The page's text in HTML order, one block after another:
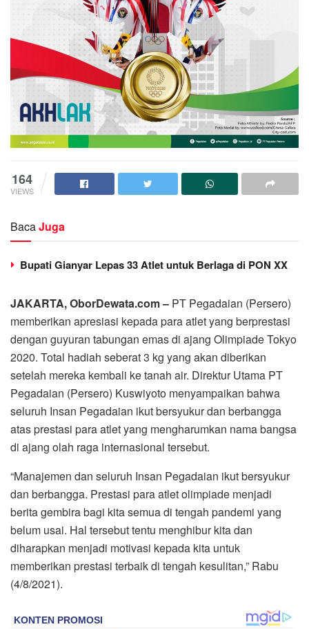
164
VIEWS
BacaJuga
Bupati Gianyar Lepas 33 Atlet untuk Berlaga di PON XX
JAKARTA, OborDewata.com – PT Pegadaian (Persero)
memberikan apresiasi kepada para atlet yang berprestasi
dengan guyuran tabungan emas di ajang Olimpiade Tokyo
2020. Total hadiah seberat 3 kg yang akan diberikan
setelah mereka kembali ke tanah air. Direktur Utama PT
Pegadaian (Persero) Kuswiyoto menyampaikan bahwa
seluruh Insan Pegadaian ikut bersyukur dan berbangga
atas prestasi para atlet yang mengharumkan nama bangsa
di ajang olah raga internasional tersebut.
“Manajemen dan seluruh Insan Pegadaian ikut bersyukur
dan berbangga. Prestasi para atlet olimpiade menjadi
berita gembira bagi kita semua di tengah pandemi yang
belum usai. Hal tersebut tentu menghibur kita dan
diharapkan menjadi motivasi kepada kita untuk
memberikan prestasi terbaik di tengah kesulitan,” Rabu
(4/8/2021).